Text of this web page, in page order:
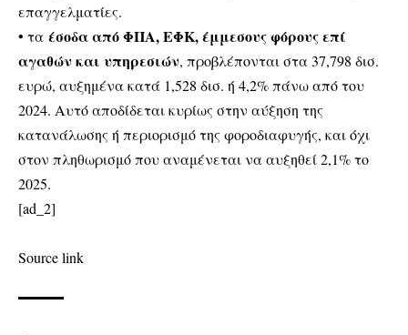
επαγγελματίες.
• τα έσοδα από ΦΠΑ, ΕΦΚ, έμμεσους φόρους επί
αγαθών και υπηρεσιών, προβλέπονται στα 37,798 δισ.
ευρώ, αυξημένα κατά 1,528 δισ. ή 4,2% πάνω από του
2024. Αυτό αποδίδεται κυρίως στην αύξηση της
κατανάλωσης ή περιορισμό της φοροδιαφυγής, και όχι
στον πληθωρισμό που αναμένεται να αυξηθεί 2,1% το
2025.
[ad_2]
Source link